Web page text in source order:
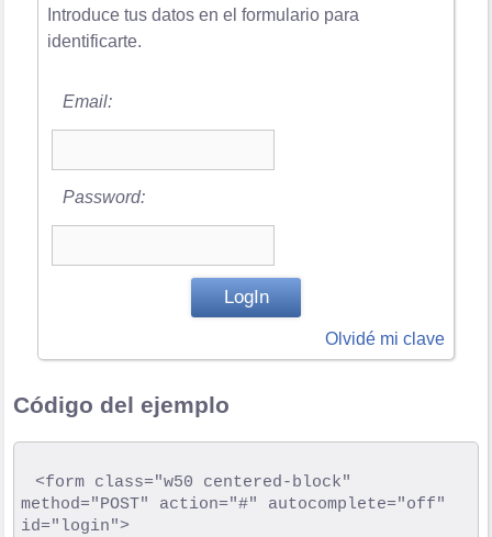
Introduce tus datos en el formulario para
identificarte.
Email:
Password:
Olvidé mi clave
Código del ejemplo
method="POST" action="#" autocomplete="off"
id="login">